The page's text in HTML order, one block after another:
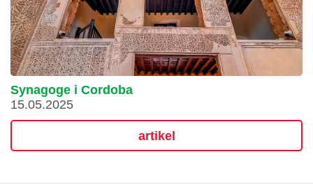
Synagoge i Cordoba
15.05.2025
artikel